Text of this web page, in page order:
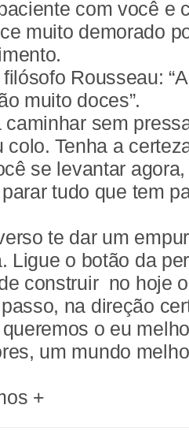
com você e
muito demorado
Rousseau:
muito doces”.
sem
colo. Tenha a
se levantar
tudo que tem
te dar um
Ligue o botão da
construir no hoje
na direção
o eu
um mundo
+